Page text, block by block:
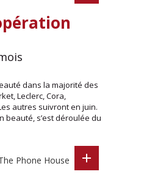
dans la majorité des
Leclerc, Cora,
autres suivront en juin.
beauté, s’est déroulée du